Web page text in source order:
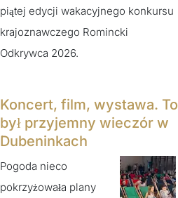
piątej edycji wakacyjnego konkursu
krajoznawczego Romincki
Odkrywca 2026.
Koncert, film, wystawa. To
był przyjemny wieczór w
Dubeninkach
Pogoda nieco
pokrzyżowała plany